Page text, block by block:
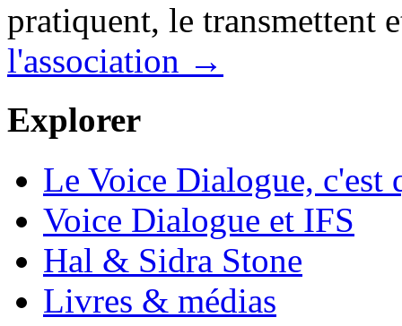
pratiquent, le transmettent
l'association →
Explorer
Le Voice Dialogue, c'est
Voice Dialogue et IFS
Hal & Sidra Stone
Livres & médias